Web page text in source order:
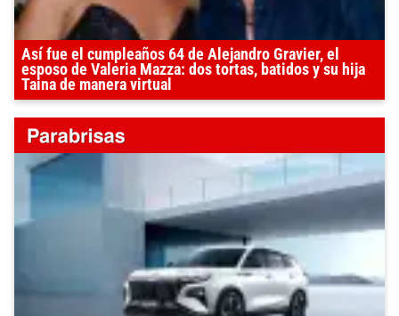
Así fue el cumpleaños 64 de Alejandro Gravier, el
esposo de Valeria Mazza: dos tortas, batidos y su hija
Taina de manera virtual